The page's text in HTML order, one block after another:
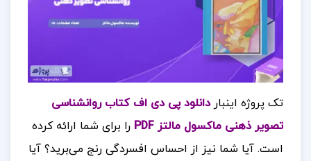
تک پروژه اینبار دانلود پی دی اف کتاب روانشناسی
تصویر ذهنی ماکسول مالتز PDF
را برای شما ارائه کرده
است. آیا شما نیز از احساس افسردگی رنج می‌برید؟ آیا